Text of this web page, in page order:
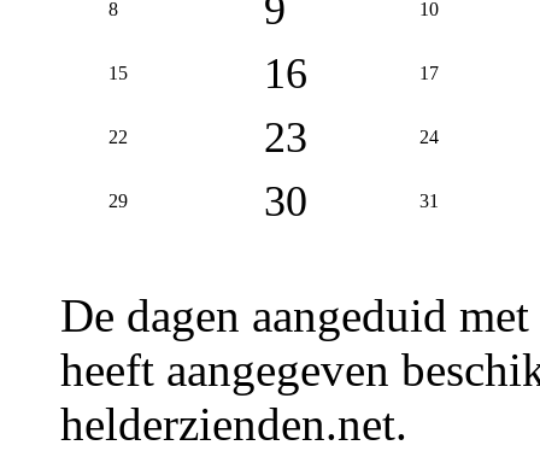
8 10
15 16 17
22 23 24
29 30 31
De dagen aangeduid
heeft aangegeven
helderzienden.net.